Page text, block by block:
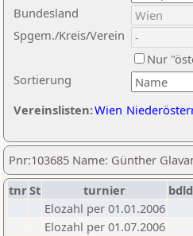
Sortierung
Bundesland
Spgem./Kreis/Verein
Nur
Vereinslisten:Wien
Pnr:103685 Name: Günther
tnrSt turnier bdld
Elozahl per 01.01.2006
Elozahl per 01.07.2006